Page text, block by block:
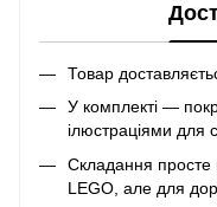
Товар
У комплекті —
ілюстраціями для
Складання просте
LEGO, але для